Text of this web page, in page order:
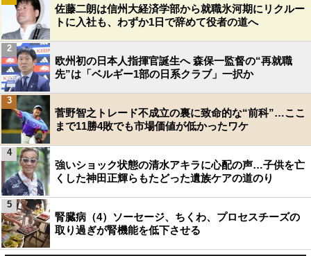
佐藤二朗は信州大経済学部から就職氷河期にリクルー
トに入社も、わずか1日で辞めて役者の道へ
欧州初の日本人指揮官誕生へ 森保一監督の“再就職
先”は「ベルギー1部の日系クラブ」一択か
2
菅野智之トレード不成立の裏に致命的な“前科”…ここ
まで11勝4敗でも市場価値が低かったワケ
3
強いショック状態の清水アキラに心配の声…子供を亡
くした神田正輝らもたどった遺族ケアの道のり
4
腎臓病（4）ソーセージ、ちくわ、プロセスチーズの
取り過ぎが腎機能を低下させる
5